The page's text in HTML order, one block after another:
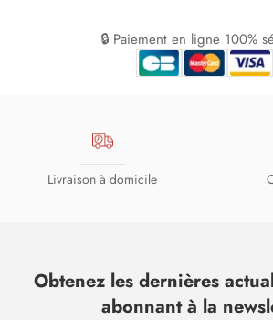
🔒 Paiement en ligne 100%
Livraison à domicile
Obtenez les dernières
abonnant à la